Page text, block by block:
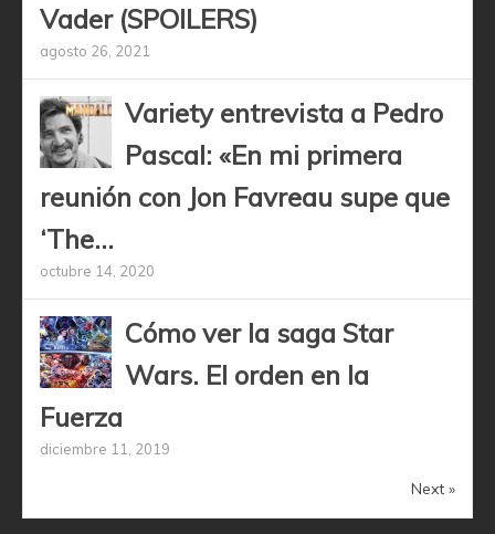
Vader (SPOILERS)
agosto 26, 2021
Variety entrevista a Pedro
Pascal: «En mi primera
reunión con Jon Favreau supe que
‘The...
octubre 14, 2020
Cómo ver la saga Star
Wars. El orden en la
Fuerza
diciembre 11, 2019
Next »